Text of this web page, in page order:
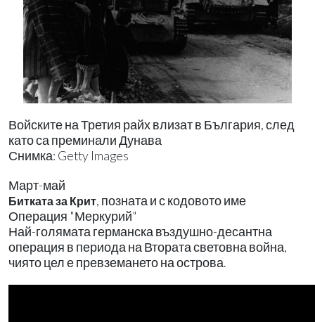
Войските на Третия райх влизат в България, след
като са преминали Дунава
Снимка: Getty Images
Март-май
Битката за Крит, позната и с кодовото име
Операция "Меркурий"
Най-голямата германска въздушно-десантна
операция в периода на Втората световна война,
чиято цел е превземането на острова.